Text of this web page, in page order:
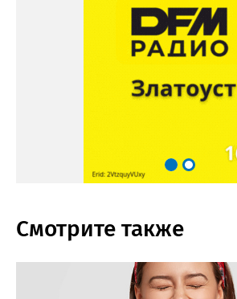
Смотрите также